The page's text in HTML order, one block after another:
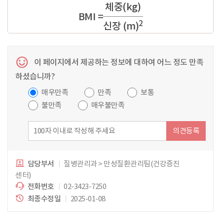
BMI =
신장 (m)2분
체중(kg)
이 페이지에서 제공하는 정보에 대하여 어느 정도 만족
하셨습니까?
매우만족 만족
보통
불만족
매우불만족
의견등록
담당부서
질병관리과 > 만성질환관리팀(건강증진
센터)
전화번호
02-3423-7250
최종수정일
2025-01-08